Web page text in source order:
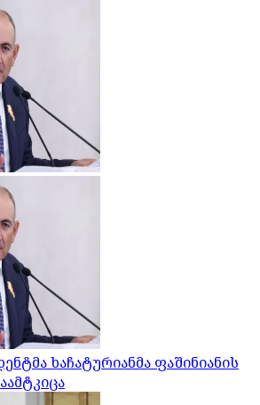
ხაჩატურიანმა ფაშინიანის